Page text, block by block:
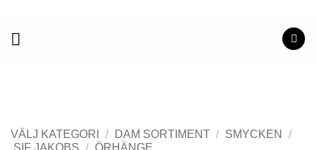
content
VÄLJ KATEGORI / DAM SORTIMENT / SMYCKEN
/
.SIF JAKOBS / ÖRHÄNGE